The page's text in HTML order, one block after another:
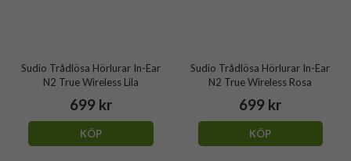
Sudio Trådlösa Hörlurar In-Ear
N2 True Wireless Lila
699 kr
KÖP
Sudio Trådlösa Hörlurar In-Ear
N2 True Wireless Rosa
699 kr
KÖP